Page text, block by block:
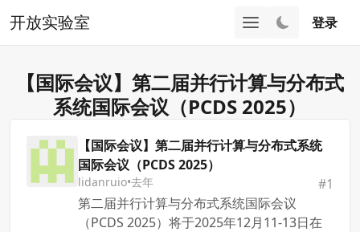
开放实验室 登录
【国际会议】第二届并行计算与分布式
系统国际会议（PCDS 2025）
【国际会议】第二届并行计算与分布式系统
国际会议（PCDS 2025）
lidanruio•去年 #1
第二届并行计算与分布式系统国际会议
（PCDS 2025）将于2025年12月11-13日在